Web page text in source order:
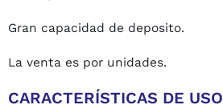
Gran capacidad de deposito.
La venta es por unidades.
CARACTERÍSTICAS DE USO